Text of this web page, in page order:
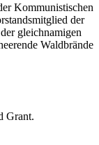
Kommunistischen
der
gleichnamigen
Waldbrände
Grant.